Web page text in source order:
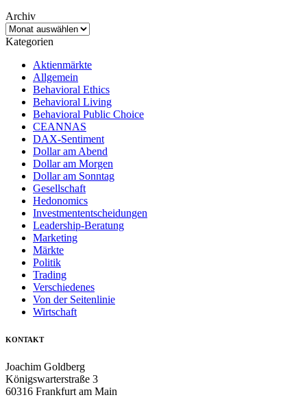
Archiv
Archiv
Kategorien
Aktienmärkte
Allgemein
Behavioral Ethics
Behavioral Living
Behavioral Public Choice
CEANNAS
DAX-Sentiment
Dollar am Abend
Dollar am Morgen
Dollar am Sonntag
Gesellschaft
Hedonomics
Investmententscheidungen
Leadership-Beratung
Marketing
Märkte
Politik
Trading
Verschiedenes
Von der Seitenlinie
Wirtschaft
KONTAKT
Joachim Goldberg
Königswarterstraße 3
60316 Frankfurt am Main